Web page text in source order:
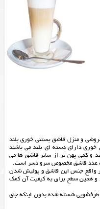
و منزل قاشق بستنی خوری بلند
خوری دارای دسته ای بلند می باشند
و کمی پهن تر از سایر قاشق ها می
عدد قاشق مخصوص سرو دسر است.
واقع جنس این قاشق و پولیش شدن
همین سطح براق به کیفیت آن کمک
ظرفشویی شسته شده بدون اینکه جای